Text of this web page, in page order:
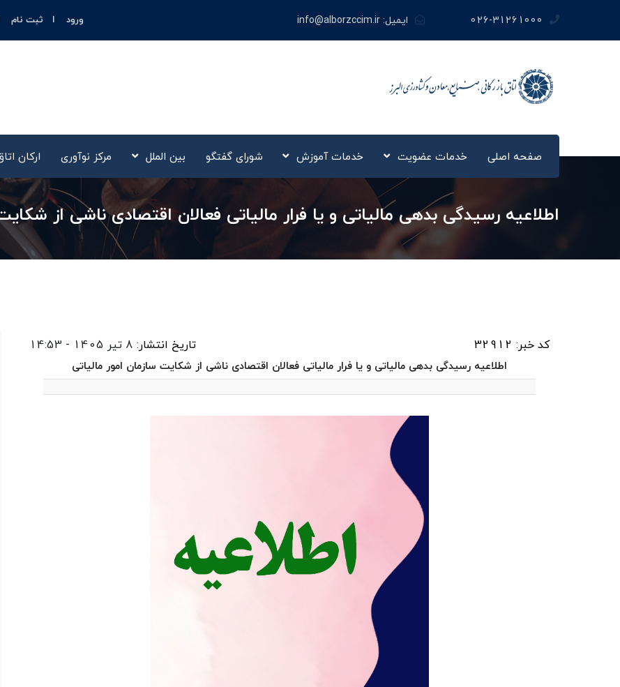
026-31261000 ایمیل:info@alborzccim.ir ورود ثبت نام
صفحه اصلی خدمات عضویت خدمات آموزش شورای گفتگو بین الملل مرکز نوآوری‌ ارکان
اطلاعیه رسیدگی بدهی مالیاتی و یا فرار مالیاتی فعالان اقتصادی ناشی از
کد خبر: 32912 تاریخ انتشار: 8 تیر 1405 - 14:53
اطلاعیه رسیدگی بدهی مالیاتی و یا فرار مالیاتی فعالان اقتصادی ناشی از شکایت سازمان امور مالیاتی